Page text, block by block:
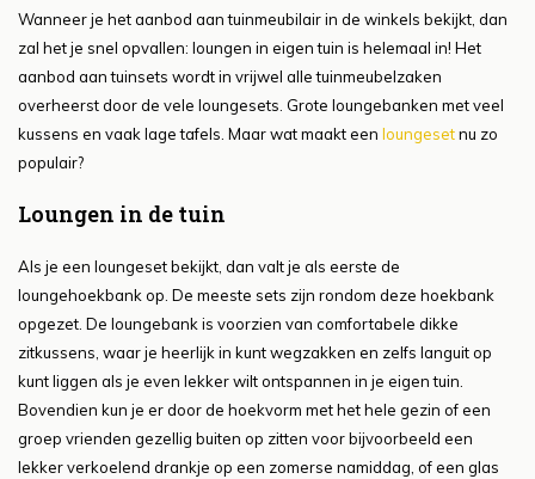
Wanneer je het aanbod aan tuinmeubilair in de winkels bekijkt, dan
zal het je snel opvallen: loungen in eigen tuin is helemaal in! Het
aanbod aan tuinsets wordt in vrijwel alle tuinmeubelzaken
overheerst door de vele loungesets. Grote loungebanken met veel
kussens en vaak lage tafels. Maar wat maakt een loungesetnu zo
populair?
Loungen in de tuin
Als je een loungeset bekijkt, dan valt je als eerste de
loungehoekbank op. De meeste sets zijn rondom deze hoekbank
opgezet. De loungebank is voorzien van comfortabele dikke
zitkussens, waar je heerlijk in kunt wegzakken en zelfs languit op
kunt liggen als je even lekker wilt ontspannen in je eigen tuin.
Bovendien kun je er door de hoekvorm met het hele gezin of een
groep vrienden gezellig buiten op zitten voor bijvoorbeeld een
lekker verkoelend drankje op een zomerse namiddag, of een glas